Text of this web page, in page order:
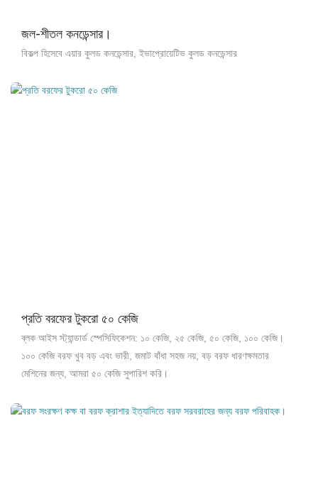
জল-শীতল কনডেন্সার।
বিকল্প হিসেবে এয়ার কুলড কনডেন্সার, ইভাপ্রোয়েটিভ কুলড কনডেন্সার
প্রতি বরফের টুকরো ৫০ কেজি
ব্লক আইস স্ট্যান্ডার্ড স্পেসিফিকেশন: ১০ কেজি, ২৫ কেজি, ৫০ কেজি, ১০০ কেজি।
১০০ কেজি বরফ খুব বড় এবং ভারী, জমাট বাঁধা সহজ নয়, বড় বরফ ধারণক্ষমতার
মেশিনের জন্য, আমরা ৫০ কেজি সুপারিশ করি।